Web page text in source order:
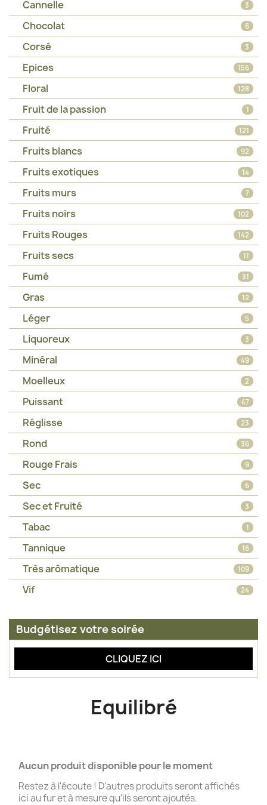
Cannelle 3
Chocolat 6
Corsé 3
Epices 156
Floral 128
Fruit de la passion 1
Fruité 121
Fruits blancs 92
Fruits exotiques 14
Fruits murs 7
Fruits noirs 102
Fruits Rouges 142
Fruits secs 11
Fumé 31
Gras 12
Léger 5
Liquoreux 3
Minéral 49
Moelleux 2
Puissant 47
Réglisse 23
Rond 36
Rouge Frais 9
Sec 6
Sec et Fruité 3
Tabac 1
Tannique 16
Très arômatique 109
Vif 24
Budgétisez votre soirée
CLIQUEZ ICI
Equilibré
Aucun produit disponible pour le moment
Restez à l'écoute ! D'autres produits seront affichés
ici au fur et à mesure qu'ils seront ajoutés.